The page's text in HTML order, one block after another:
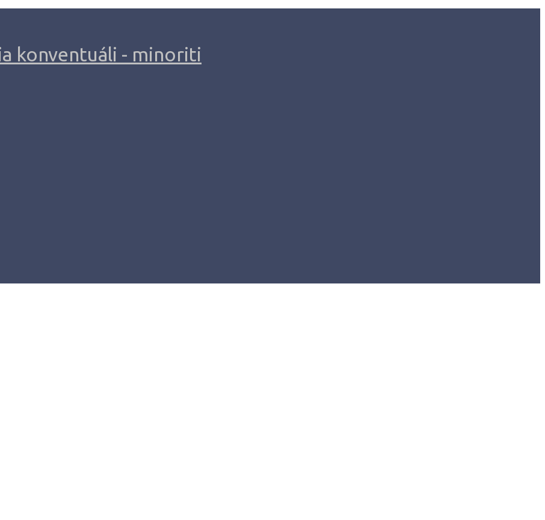
konventuáli - minoriti